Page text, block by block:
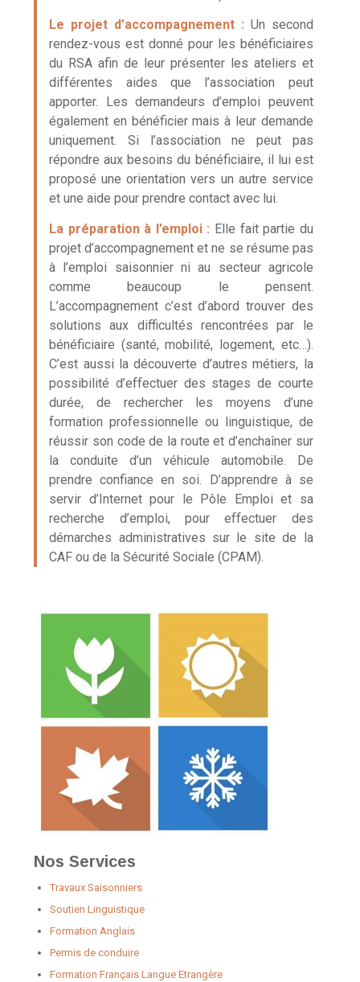
Le projet d’accompagnement : Un second
rendez-vous est donné pour les bénéficiaires
du RSA afin de leur présenter les ateliers et
différentes aides que l’association peut
apporter. Les demandeurs d’emploi peuvent
également en bénéficier mais à leur demande
uniquement. Si l’association ne peut pas
répondre aux besoins du bénéficiaire, il lui est
proposé une orientation vers un autre service
et une aide pour prendre contact avec lui.
La préparation à l’emploi : Elle fait partie du
projet d’accompagnement et ne se résume pas
à l’emploi saisonnier ni au secteur agricole
comme beaucoup le pensent.
L’accompagnement c’est d’abord trouver des
solutions aux difficultés rencontrées par le
bénéficiaire (santé, mobilité, logement, etc…).
C’est aussi la découverte d’autres métiers, la
possibilité d’effectuer des stages de courte
durée, de rechercher les moyens d’une
formation professionnelle ou linguistique, de
réussir son code de la route et d’enchaîner sur
la conduite d’un véhicule automobile. De
prendre confiance en soi. D’apprendre à se
servir d’Internet pour le Pôle Emploi et sa
recherche d’emploi, pour effectuer des
démarches administratives sur le site de la
CAF ou de la Sécurité Sociale (CPAM).
Nos Services
Travaux Saisonniers
Soutien Linguistique
Formation Anglais
Permis de conduire
Formation Français Langue Etrangère